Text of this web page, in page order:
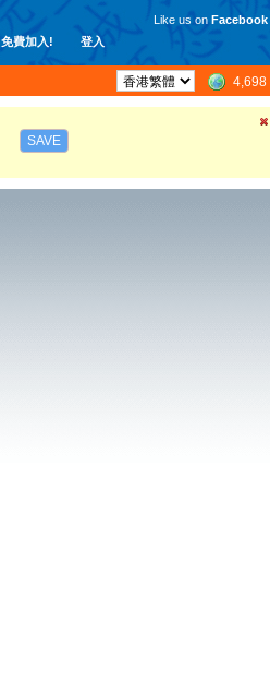
免費加入! 登入
Like us on Facebook
4,698
SAVE